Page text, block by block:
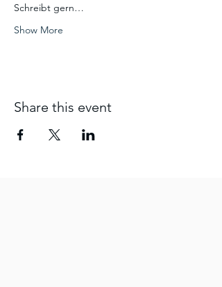
Schreibt gern…
Show More
Share this event